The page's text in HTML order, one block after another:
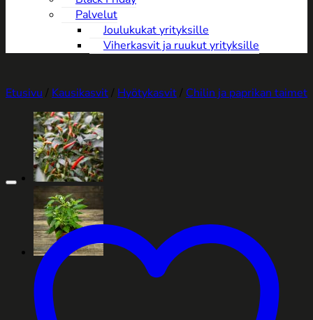
Palvelut
Joulukukat yrityksille
Viherkasvit ja ruukut yrityksille
Etusivu / Kausikasvit/ Hyötykasvit/ Chilin ja paprikan taimet